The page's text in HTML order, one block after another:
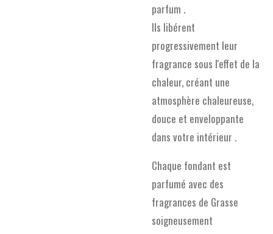
parfum .
Ils libérent
progressivement leur
fragrance sous l'effet de la
chaleur, créant une
atmosphère chaleureuse,
douce et enveloppante
dans votre intérieur .
Chaque fondant est
parfumé avec des
fragrances de Grasse
soigneusement